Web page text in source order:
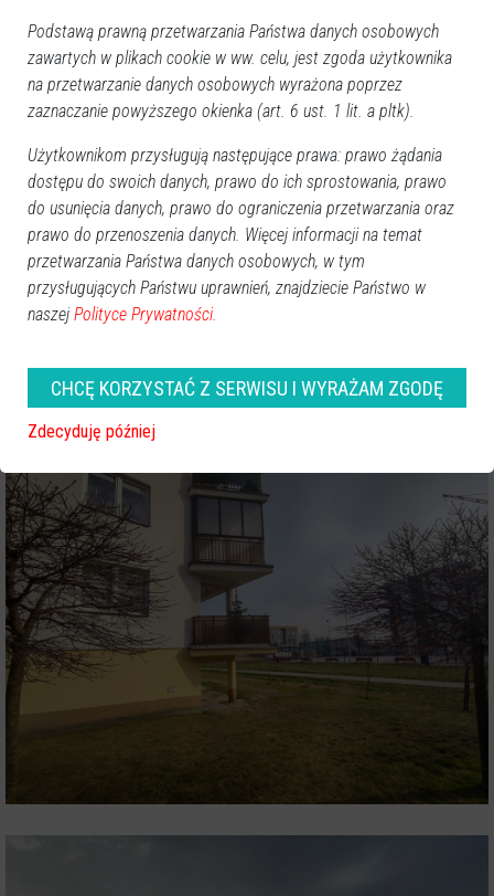
Podstawą prawną przetwarzania Państwa danych osobowych
zawartych w plikach cookie w ww. celu, jest zgoda użytkownika
na przetwarzanie danych osobowych wyrażona poprzez
zaznaczanie powyższego okienka (art. 6 ust. 1 lit. a pltk).
Użytkownikom przysługują następujące prawa: prawo żądania
dostępu do swoich danych, prawo do ich sprostowania, prawo
do usunięcia danych, prawo do ograniczenia przetwarzania oraz
prawo do przenoszenia danych. Więcej informacji na temat
przetwarzania Państwa danych osobowych, w tym
przysługujących Państwu uprawnień, znajdziecie Państwo w
naszej Polityce Prywatności.
CHCĘ KORZYSTAĆ Z SERWISU I WYRAŻAM ZGODĘ
Zdecyduję później